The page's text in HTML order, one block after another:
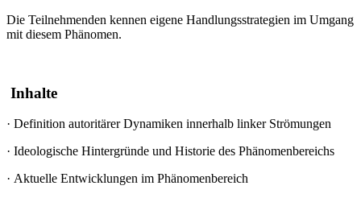
Die Teilnehmenden kennen eigene Handlungsstrategien im Umgang
mit diesem Phänomen.
Inhalte
· Definition autoritärer Dynamiken innerhalb linker Strömungen
· Ideologische Hintergründe und Historie des Phänomenbereichs
· Aktuelle Entwicklungen im Phänomenbereich